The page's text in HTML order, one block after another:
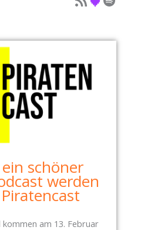
schöner
werden
am 13. Februar